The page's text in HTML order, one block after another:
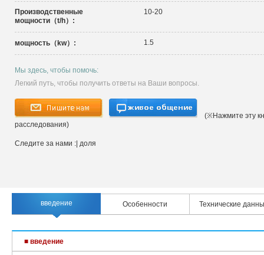
Производственные
мощности（t/h）:
10-20
мощность（kw）: 1.5
Мы здесь, чтобы помочь:
Легкий путь, чтобы получить ответы на Ваши вопросы.
(※Нажмите эту
расследования)
Следите за нами : | доля
введение Особенности Технические
■ введение